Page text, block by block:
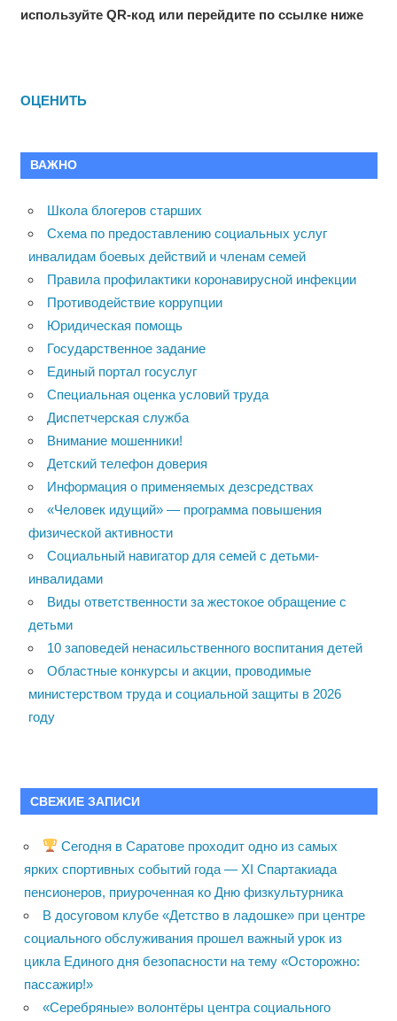
используйте QR-код или перейдите по ссылке ниже
ОЦЕНИТЬ
ВАЖНО
Школа блогеров старших
Схема по предоставлению социальных услуг
инвалидам боевых действий и членам семей
Правила профилактики коронавирусной инфекции
Противодействие коррупции
Юридическая помощь
Государственное задание
Единый портал госуслуг
Специальная оценка условий труда
Диспетчерская служба
Внимание мошенники!
Детский телефон доверия
Информация о применяемых дезсредствах
«Человек идущий» — программа повышения
физической активности
Социальный навигатор для семей с детьми-
инвалидами
Виды ответственности за жестокое обращение с
детьми
10 заповедей ненасильственного воспитания детей
Областные конкурсы и акции, проводимые
министерством труда и социальной защиты в 2026
году
СВЕЖИЕ ЗАПИСИ
Сегодня в Саратове проходит одно из самых
ярких спортивных событий года — XI Спартакиада
пенсионеров, приуроченная ко Дню физкультурника
В досуговом клубе «Детство в ладошке» при центре
социального обслуживания прошел важный урок из
цикла Единого дня безопасности на тему «Осторожно:
пассажир!»
«Серебряные» волонтёры центра социального